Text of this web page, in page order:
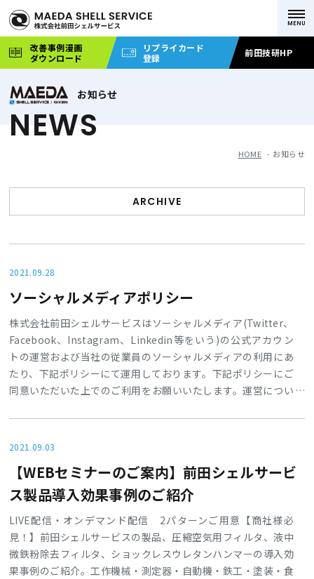
改善事例漫画
ダウンロード
リプライカード
登録
前田技研HP
お知らせ
NEWS
HOME お知らせ
ARCHIVE
2021.09.28
ソーシャルメディアポリシー
株式会社前田シェルサービスはソーシャルメディア(Twitter、
Facebook、Instagram、Linkedin等をいう)の公式アカウン
トの運営および当社の従業員のソーシャルメディアの利用にあ
たり、下記ポリシーにて運用しております。下記ポリシーにご
同意いただいた上でのご利用をお願いいたします。運営につい
ェルサービスおよびグループ会社の前田技研の行っている活動
しくは運営を終了する場合があります。返信およびお問い合わ
せへの対応に
2021.09.03
【WEBセミナーのご案内】前田シェルサービ
ス製品導入効果事例のご紹介
LIVE配信・オンデマンド配信 2パターンご用意【商社様必
見！】前田シェルサービスの製品、圧縮空気用フィルタ、液中
微鉄粉除去フィルタ、ショックレスウレタンハンマーの導入効
果事例のご紹介。工作機械・測定器・自動機・鉄工・塗装・食